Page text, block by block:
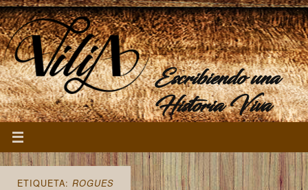
Escribiendo una
Historia Viva
ETIQUETA: ROGUES